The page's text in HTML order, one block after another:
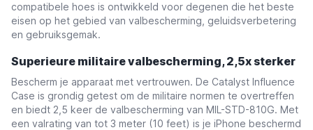
compatibele hoes is ontwikkeld voor degenen die het beste
eisen op het gebied van valbescherming, geluidsverbetering
en gebruiksgemak.
Superieure militaire valbescherming, 2,5x sterker
Bescherm je apparaat met vertrouwen. De Catalyst Influence
Case is grondig getest om de militaire normen te overtreffen
en biedt 2,5 keer de valbescherming van MIL-STD-810G. Met
een valrating van tot 3 meter (10 feet) is je iPhone beschermd